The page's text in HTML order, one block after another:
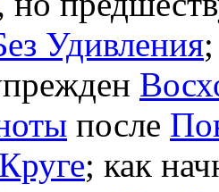
Удивления
после
; как